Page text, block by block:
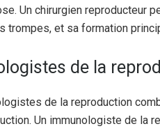
Un chirurgien reproducteur
trompes, et sa formation
de la
de la reproduction
Un immunologiste de la